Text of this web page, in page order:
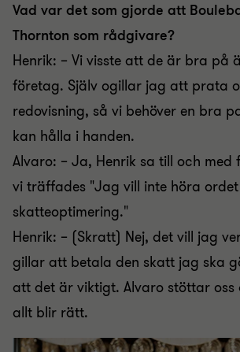
Vad var det som gjorde att
Thornton som rådgivare?
Henrik: – Vi visste att de är bra på
företag. Själv ogillar jag att prata
redovisning, så vi behöver en bra
kan hålla i handen.
Alvaro: – Ja, Henrik sa till och med
vi träffades "Jag vill inte höra ordet
skatteoptimering."
Henrik: – (Skratt) Nej, det vill jag
gillar att betala den skatt jag ska
att det är viktigt. Alvaro stöttar oss
allt blir rätt.